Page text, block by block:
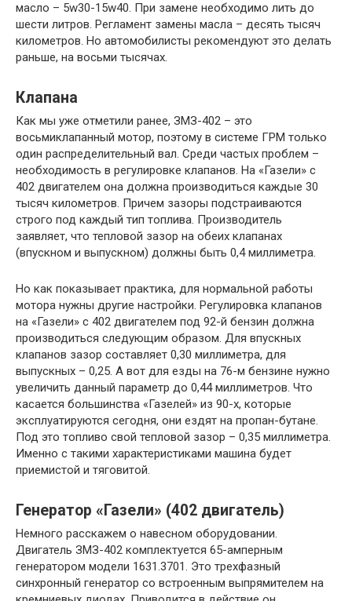
масло – 5w30-15w40. При замене необходимо лить до
шести литров. Регламент замены масла – десять тысяч
километров. Но автомобилисты рекомендуют это делать
раньше, на восьми тысячах.
Клапана
Как мы уже отметили ранее, ЗМЗ-402 – это
восьмиклапанный мотор, поэтому в системе ГРМ только
один распределительный вал. Среди частых проблем –
необходимость в регулировке клапанов. На «Газели» с
402 двигателем она должна производиться каждые 30
тысяч километров. Причем зазоры подстраиваются
строго под каждый тип топлива. Производитель
заявляет, что тепловой зазор на обеих клапанах
(впускном и выпускном) должны быть 0,4 миллиметра.
Но как показывает практика, для нормальной работы
мотора нужны другие настройки. Регулировка клапанов
на «Газели» с 402 двигателем под 92-й бензин должна
производиться следующим образом. Для впускных
клапанов зазор составляет 0,30 миллиметра, для
выпускных – 0,25. А вот для езды на 76-м бензине нужно
увеличить данный параметр до 0,44 миллиметров. Что
касается большинства «Газелей» из 90-х, которые
эксплуатируются сегодня, они ездят на пропан-бутане.
Под это топливо свой тепловой зазор – 0,35 миллиметра.
Именно с такими характеристиками машина будет
приемистой и тяговитой.
Генератор «Газели» (402 двигатель)
Немного расскажем о навесном оборудовании.
Двигатель ЗМЗ-402 комплектуется 65-амперным
генератором модели 1631.3701. Это трехфазный
синхронный генератор со встроенным выпрямителем на